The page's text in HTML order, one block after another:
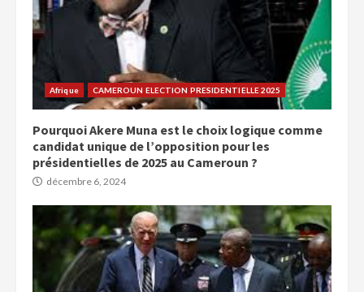
Afrique CAMEROUN ELECTION PRESIDENTIELLE 2025
Pourquoi Akere Muna est le choix logique comme
candidat unique de l’opposition pour les
présidentielles de 2025 au Cameroun ?
décembre 6, 2024